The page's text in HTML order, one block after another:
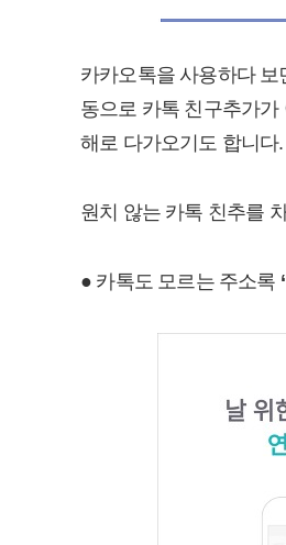
카카오톡을 사용하다
동으로 카톡 친구추가
해로 다가오기도 합니다.
원치 않는 카톡 친추를
● 카톡도 모르는 주소록